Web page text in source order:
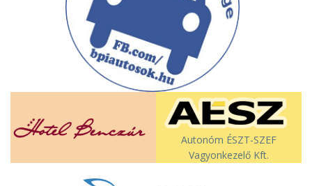
Autonóm ÉSZT-SZEF
Vagyonkezelő Kft.